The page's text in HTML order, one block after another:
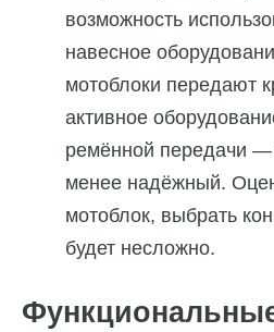
возможность
навесное
мотоблоки передают
активное
ремённой передачи —
менее надёжный.
мотоблок, выбрать
будет несложно.